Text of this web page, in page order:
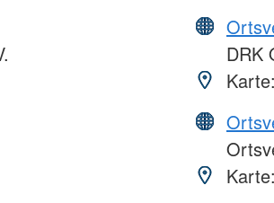
DRK
Karte:
Karte: